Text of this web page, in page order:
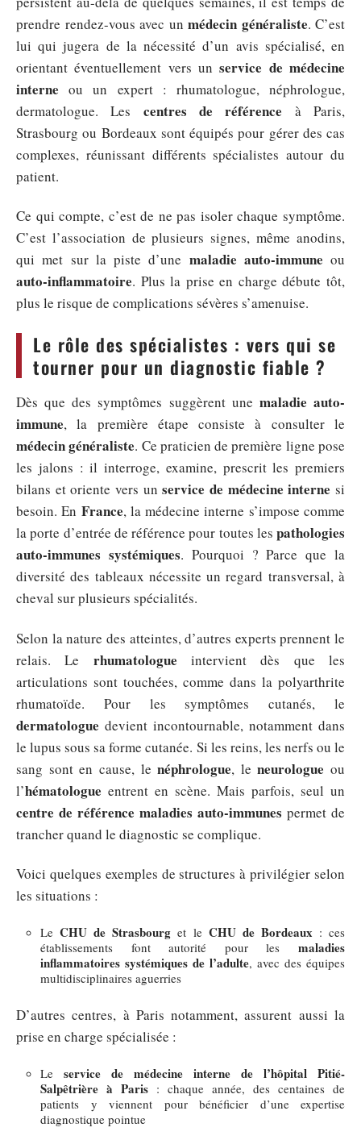
prendre rendez-vous avec un médecin généraliste. C’est
lui qui jugera de la nécessité d’un avis spécialisé, en
orientant éventuellement vers unservice de médecine
interne ou un expert : rhumatologue, néphrologue,
dermatologue. Les centres de référence à Paris,
Strasbourg ou Bordeaux sont équipés pour gérer des cas
complexes, réunissant différents spécialistes autour du
patient.
Ce qui compte, c’est de ne pas isoler chaque symptôme.
C’est l’association de plusieurs signes, même anodins,
qui met sur la piste d’une maladie auto-immune ou
auto-inflammatoire. Plus la prise en charge débute tôt,
plus le risque de complications sévères s’amenuise.
Le rôle des spécialistes : vers qui se
tourner pour un diagnostic fiable ?
Dès que des symptômes suggèrent une maladie auto-
immune, la première étape consiste à consulter le
médecin généraliste. Ce praticien de première ligne pose
les jalons : il interroge, examine, prescrit les premiers
bilans et oriente vers unservice de médecine interne si
besoin. En France, la médecine interne s’impose comme
la porte d’entrée de référence pour toutes les pathologies
auto-immunes systémiques. Pourquoi ? Parce que la
diversité des tableaux nécessite un regard transversal, à
cheval sur plusieurs spécialités.
Selon la nature des atteintes, d’autres experts prennent le
relais. Le rhumatologue intervient dès que les
articulations sont touchées, comme dans la polyarthrite
rhumatoïde. Pour les symptômes cutanés, le
dermatologue devient incontournable, notamment dans
le lupus sous sa forme cutanée. Si les reins, les nerfs ou le
sang sont en cause, lenéphrologue, leneurologue ou
l’hématologue entrent en scène. Mais parfois, seul un
centre de référence maladies auto-immunes permet de
trancher quand le diagnostic se complique.
Voici quelques exemples de structures à privilégier selon
les situations :
LeCHU de Strasbourg et le CHU de Bordeaux : ces
établissements font autorité pour les maladies
inflammatoires systémiques de l’adulte, avec des équipes
multidisciplinaires aguerries
D’autres centres, à Paris notamment, assurent aussi la
prise en charge spécialisée :
Le service de médecine interne de l’hôpital Pitié-
Salpêtrière à Paris : chaque année, des centaines de
patients y viennent pour bénéficier d’une expertise
diagnostique pointue